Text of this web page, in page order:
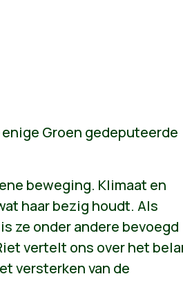
Groen gedeputeerde
beweging. Klimaat en
haar bezig houdt. Als
ze onder andere bevoegd
vertelt ons over het
versterken van de